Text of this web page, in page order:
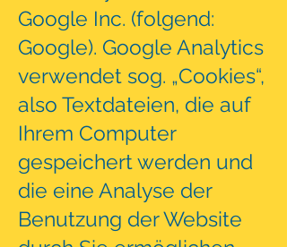
Google Inc. (folgend:
Google). Google Analytics
verwendet sog. „Cookies“,
also Textdateien, die auf
Ihrem Computer
gespeichert werden und
die eine Analyse der
Benutzung der Website